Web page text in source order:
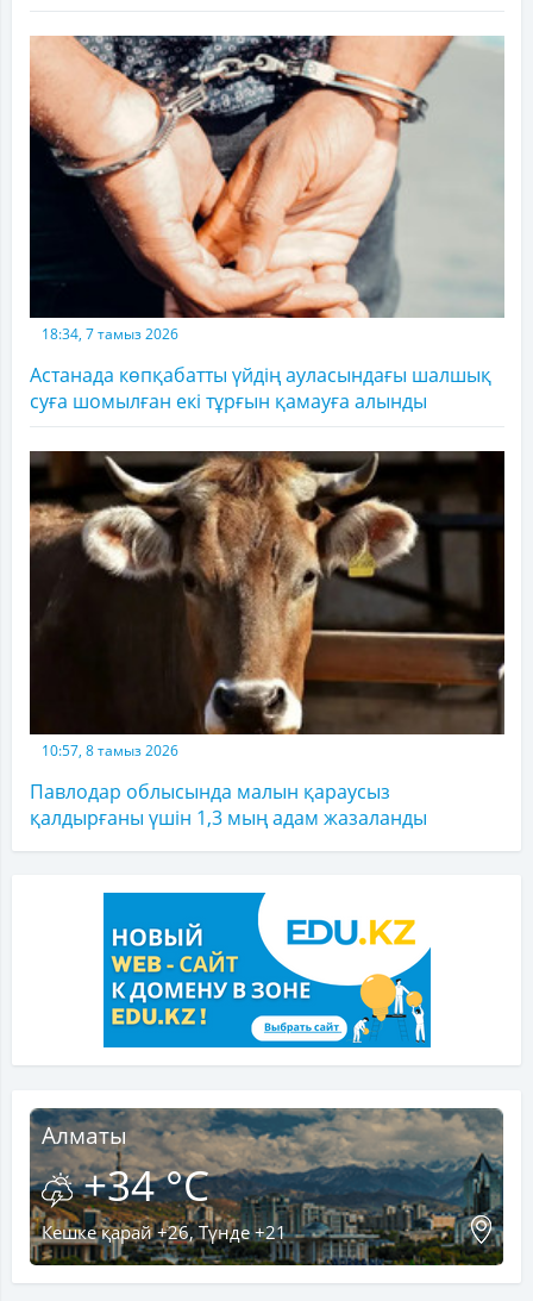
18:34, 7 тамыз 2026
Астанада көпқабатты үйдің ауласындағы шалшық
суға шомылған екі тұрғын қамауға алынды
10:57, 8 тамыз 2026
Павлодар облысында малын қараусыз
қалдырғаны үшін 1,3 мың адам жазаланды
Алматы
+34 °C
Кешке қарай +26, Түнде +21